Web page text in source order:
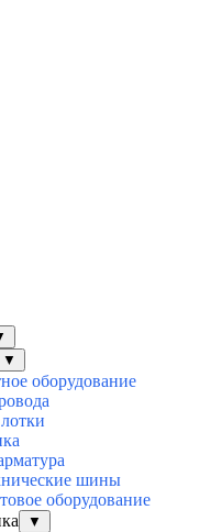
▼
оборудование
шины
оборудование
▼